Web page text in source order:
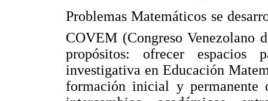
Problemas Matemáticos se
COVEM (Congreso Venezolano
propósitos: ofrecer
investigativa en Educación
formación inicial y permanente